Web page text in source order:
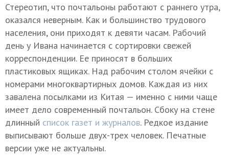
Стереотип, что почтальоны работают с раннего утра,
оказался неверным. Как и большинство трудового
населения, они приходят к девяти часам. Рабочий
день у Ивана начинается с сортировки свежей
корреспонденции. Ее приносят в больших
пластиковых ящиках. Над рабочим столом ячейки с
номерами многоквартирных домов. Каждая из них
завалена посылками из Китая — именно с ними чаще
имеет дело современный почтальон. Сбоку на стене
длинный список газет и журналов. Редкое издание
выписывают больше двух-трех человек. Печатные
версии уже не актуальны.